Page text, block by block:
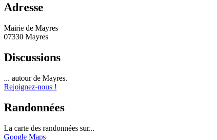
Adresse
Mairie de Mayres
07330 Mayres
Discussions
... autour de Mayres.
Rejoignez-nous !
Randonnées
La carte des randonnées sur...
Google Maps